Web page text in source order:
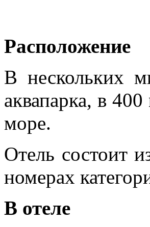
Расположение
B нескольких
аквапарка, в
море.
Отель состоит
номерах
В отеле